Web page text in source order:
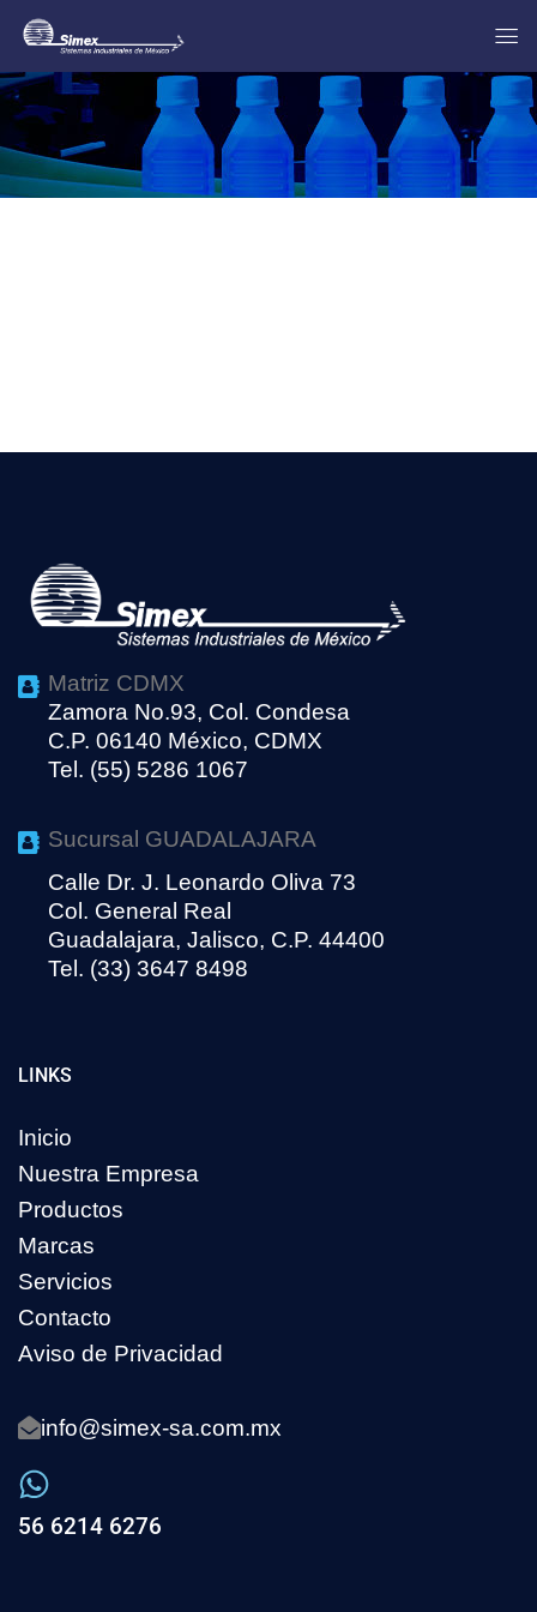
Matriz CDMX
Zamora No.93, Col. Condesa
C.P. 06140 México, CDMX
Tel. (55) 5286 1067
Sucursal GUADALAJARA
Calle Dr. J. Leonardo Oliva 73
Col. General Real
Guadalajara, Jalisco, C.P. 44400
Tel. (33) 3647 8498
LINKS
Inicio
Nuestra Empresa
Productos
Marcas
Servicios
Contacto
Aviso de Privacidad
info@simex-sa.com.mx
56 6214 6276